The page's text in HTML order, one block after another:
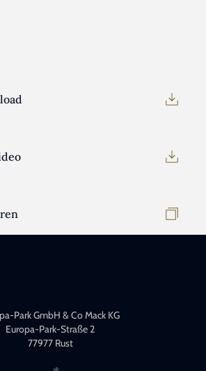
Park GmbH & Co Mack KG
Europa-Park-Straße 2
77977 Rust